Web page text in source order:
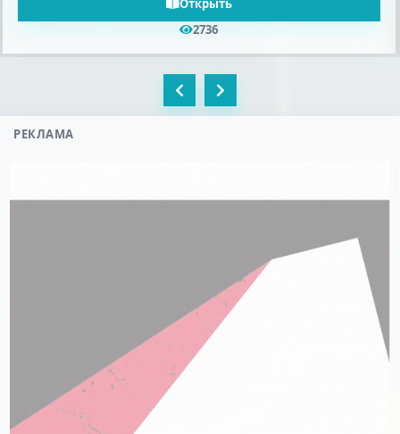
3180
РЕКЛАМА